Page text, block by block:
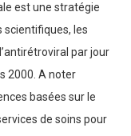
est une stratégie
scientifiques, les
par jour
2000. A noter
basées sur le
de soins pour